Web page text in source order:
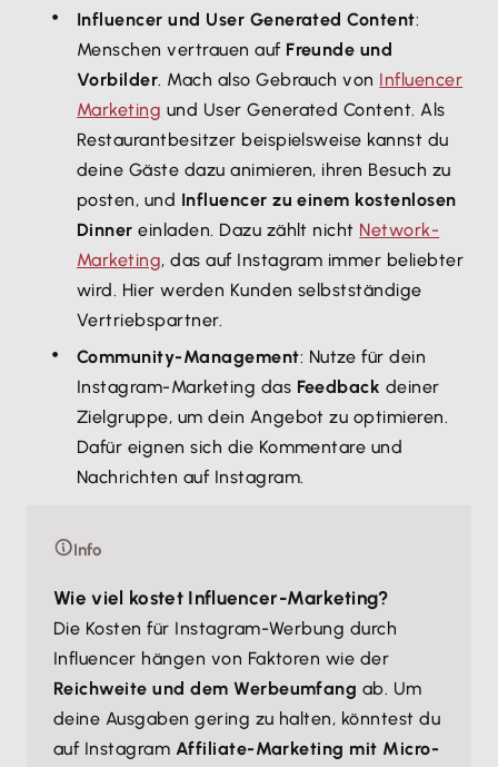
Influencer und User Generated Content:
Menschen vertrauen auf Freunde und
Vorbilder. Mach also Gebrauch von Influencer
Marketing und User Generated Content. Als
Restaurantbesitzer beispielsweise kannst du
deine Gäste dazu animieren, ihren Besuch zu
posten, und Influencer zu einem kostenlosen
Dinner einladen. Dazu zählt nicht Network-
Marketing, das auf Instagram immer beliebter
wird. Hier werden Kunden selbstständige
Vertriebspartner.
Community-Management: Nutze für dein
Instagram-Marketing das Feedback deiner
Zielgruppe, um dein Angebot zu optimieren.
Dafür eignen sich die Kommentare und
Nachrichten auf Instagram.
Info
Wie viel kostet Influencer-Marketing?
Die Kosten für Instagram-Werbung durch
Influencer hängen von Faktoren wie der
Reichweite und dem Werbeumfang ab. Um
deine Ausgaben gering zu halten, könntest du
auf Instagram Affiliate-Marketing mit Micro-